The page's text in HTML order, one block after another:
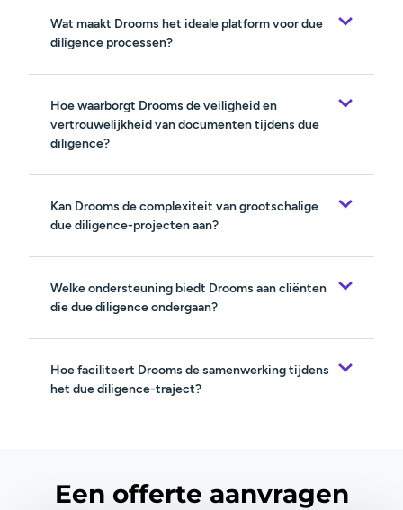
Wat maakt Drooms het ideale platform voor due
diligence processen?
Hoe waarborgt Drooms de veiligheid en
vertrouwelijkheid van documenten tijdens due
diligence?
Kan Drooms de complexiteit van grootschalige
due diligence-projecten aan?
Welke ondersteuning biedt Drooms aan cliënten
die due diligence ondergaan?
Hoe faciliteert Drooms de samenwerking tijdens
het due diligence-traject?
Een offerte aanvragen